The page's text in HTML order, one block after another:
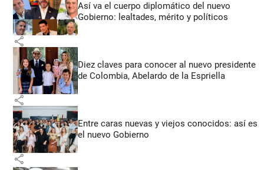
Así va el cuerpo diplomático del nuevo
Gobierno: lealtades, mérito y políticos
share
Diez claves para conocer al nuevo presidente
de Colombia, Abelardo de la Espriella
share
Entre caras nuevas y viejos conocidos: así es
el nuevo Gobierno
share